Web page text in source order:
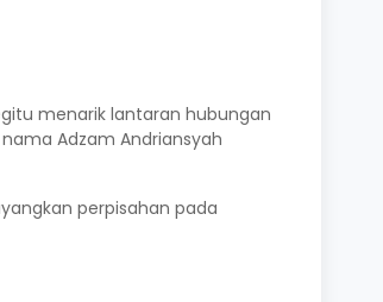
menarik lantaran hubungan
Adzam Andriansyah
perpisahan pada